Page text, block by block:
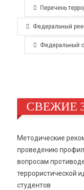
Перечень
Федеральный
Федеральный
СВЕЖИЕ
Методические
проведению
вопросам
террористической
студентов